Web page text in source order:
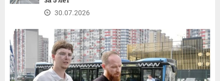
30.07.2026